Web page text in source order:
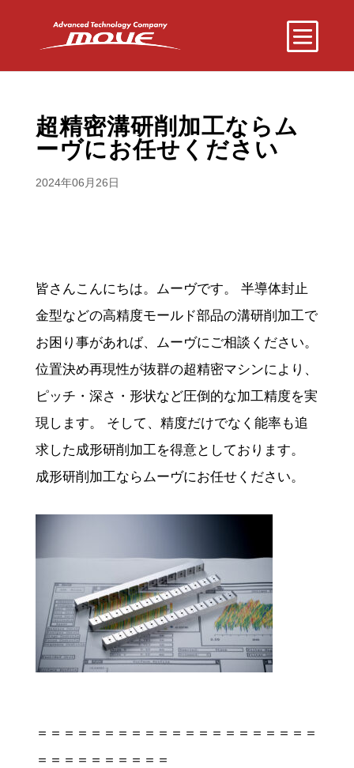
超精密溝研削加工ならム
ーヴにお任せください
2024年06月26日
皆さんこんにちは。ムーヴです。 半導体封止
金型などの高精度モールド部品の溝研削加工で
お困り事があれば、ムーヴにご相談ください。
位置決め再現性が抜群の超精密マシンにより、
ピッチ・深さ・形状など圧倒的な加工精度を実
現します。 そして、精度だけでなく能率も追
求した成形研削加工を得意としております。
成形研削加工ならムーヴにお任せください。
＝＝＝＝＝＝＝＝＝＝＝＝＝＝＝＝＝＝＝＝＝
＝＝＝＝＝＝＝＝＝＝